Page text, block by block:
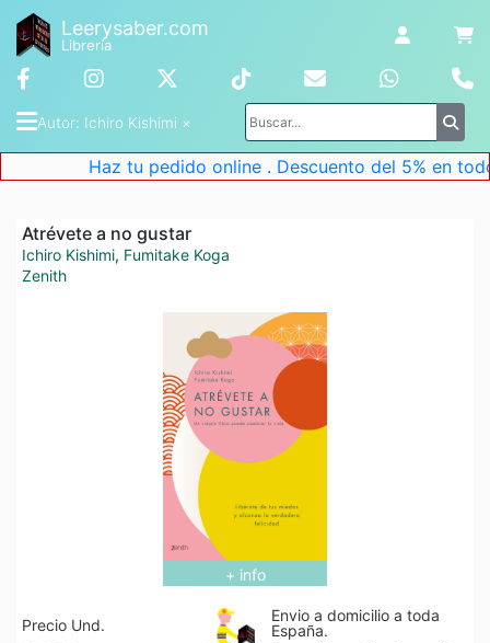
Leerysaber.com
Librería
Autor: Ichiro Kishimi ×
Haz tu pedido online . Descuento del 5% en
Atrévete a no gustar
Ichiro Kishimi, Fumitake Koga
Zenith
+ info
Precio Und.
Envio a domicilio a toda
España.